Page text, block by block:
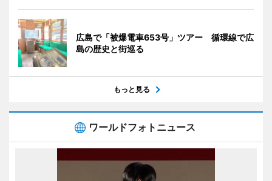
広島で「被爆電車653号」ツアー 循環線で広
島の歴史と街巡る
もっと見る
ワールドフォトニュース